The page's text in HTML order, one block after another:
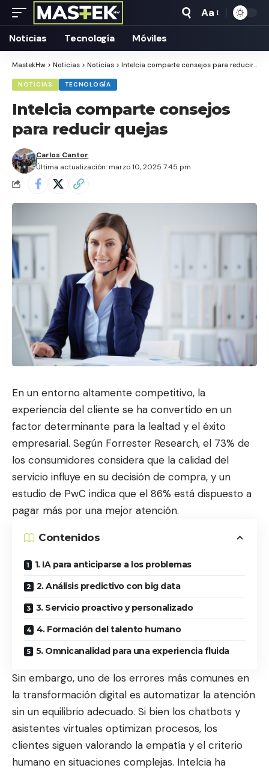
Tamaño
Aa
Noticias Tecnología Móviles
MastekHw > Noticias > Noticias > Intelcia comparte consejos para reducir quejas
NOTICIAS TECNOLOGÍA
Intelcia comparte consejos
para reducir quejas
Última actualización: marzo 10, 2025 7:45 pm
Carlos Cantor
En un entorno altamente competitivo, la
experiencia del cliente se ha convertido en un
factor determinante para la lealtad y el éxito
empresarial. Según Forrester Research, el 73% de
los consumidores considera que la calidad del
servicio influye en su decisión de compra, y un
estudio de PwC indica que el 86% está dispuesto a
pagar más por una mejor atención.
Contenidos
1. IA para anticiparse a los problemas
2. Análisis predictivo con big data
3. Servicio proactivo y personalizado
4. Formación del talento humano
5. Omnicanalidad para una experiencia fluida
Sin embargo, uno de los errores más comunes en
la transformación digital es automatizar la atención
sin un equilibrio adecuado. Si bien los chatbots y
asistentes virtuales optimizan procesos, los
clientes siguen valorando la empatía y el criterio
humano en situaciones complejas. Intelcia ha